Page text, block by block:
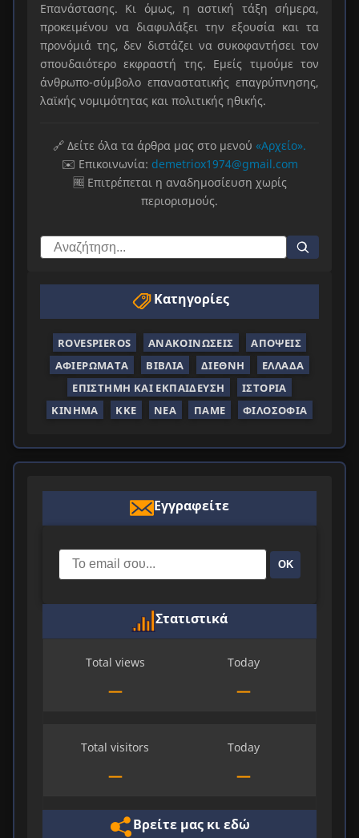
Επανάστασης. Κι όμως, η αστική τάξη σήμερα,
προκειμένου να διαφυλάξει την εξουσία και τα
προνόμιά της, δεν διστάζει να συκοφαντήσει τον
σπουδαιότερο εκφραστή της. Εμείς τιμούμε τον
άνθρωπο-σύμβολο επαναστατικής επαγρύπνησης,
λαϊκής νομιμότητας και πολιτικής ηθικής.
🔗 Δείτε όλα τα άρθρα μας στο μενού «Αρχείο».
✉️ Επικοινωνία: demetriox1974@gmail.com
🆓 Επιτρέπεται η αναδημοσίευση χωρίς
περιορισμούς.
Κατηγορίες
ROVESPIEROS ΑΝΑΚΟΙΝΏΣΕΙΣ
ΑΠΌΨΕΙΣ
ΑΦΙΕΡΏΜΑΤΑ
ΒΙΒΛΊΑ ΔΙΕΘΝΉ
ΕΛΛΆΔΑ
ΕΠΙΣΤΉΜΗ ΚΑΙ ΕΚΠΑΊΔΕΥΣΗ
ΙΣΤΟΡΊΑ
ΚΊΝΗΜΑ
ΚΚΕ ΝΈΑ ΠΑΜΕ ΦΙΛΟΣΟΦΊΑ
Εγγραφείτε
ΟΚ
Στατιστικά
Total views
—
Today
—
Total visitors
—
Today
—
Βρείτε μας κι εδώ